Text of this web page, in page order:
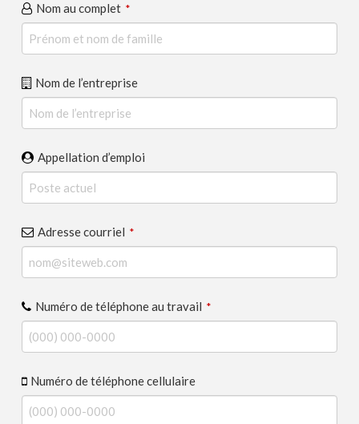
Nom au complet *
Nom de l’entreprise
Appellation d’emploi
Adresse courriel *
Numéro de téléphone au travail *
Numéro de téléphone cellulaire